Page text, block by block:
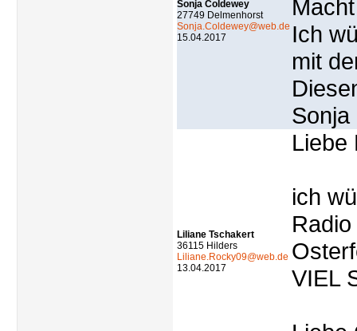
Sonja Coldewey
27749 Delmenhorst
Sonja.Coldewey@web.de
15.04.2017
Ich
mit
Sonja
Liliane Tschakert
36115 Hilders
Liliane.Rocky09@web.de
13.04.2017
Liebe
ich
VIEL